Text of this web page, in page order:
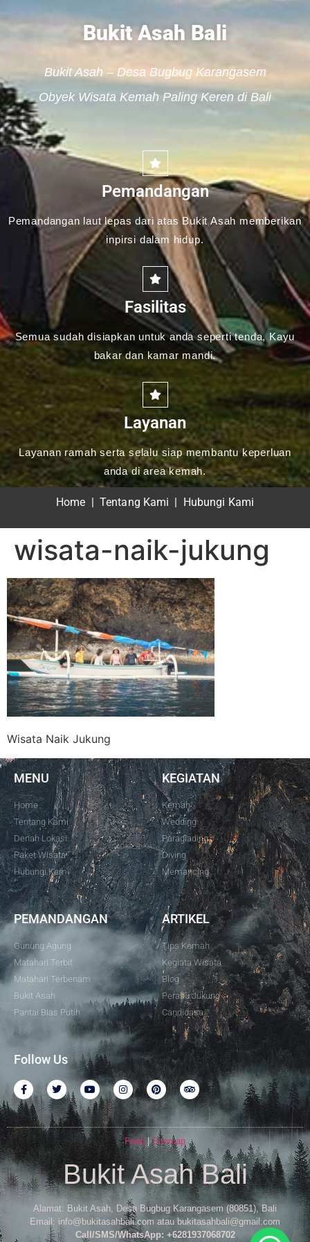
Bukit Asah Bali
Bukit Asah – Desa Bugbug Karangasem
Obyek Wisata Kemah Paling Keren di Bali
Pemandangan
Pemandangan laut lepas dari atas Bukit Asah memberikan
inpirsi dalam hidup.
Fasilitas
Semua sudah disiapkan untuk anda seperti tenda, Kayu
bakar dan kamar mandi.
Layanan
Layanan ramah serta selalu siap membantu keperluan
anda di area kemah.
Home Tentang Kami Hubungi Kami
wisata-naik-jukung
Wisata Naik Jukung
MENU
Home
Tentang Kami
Denah Lokasi
Paket Wisata
Hubungi Kami
KEGIATAN
Kemah
Wedding
Paraglading
Diving
Memancing
PEMANDANGAN
Gunung Agung
Matahari Terbit
Matahari Terbenam
Bukit Asah
Pantai Bias Putih
ARTIKEL
Tips Kemah
Kegiata Wisata
Blog
Perahu Jukung
Candidasa
Follow Us
Feed|Sitemap
Bukit Asah Bali
Alamat: Bukit Asah, Desa Bugbug Karangasem (80851), Bali
Email: info@bukitasahbali.com atau bukitasahbali@gmail.com
Call/SMS/WhatsApp: +6281937068702